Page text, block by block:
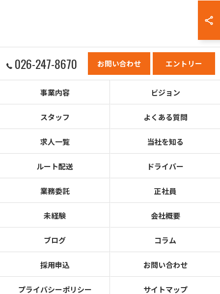
026-247-8670 お問い合わせ エントリー
事業内容 ビジョン
スタッフ よくある質問
求人一覧 当社を知る
ルート配送 ドライバー
業務委託 正社員
未経験 会社概要
ブログ コラム
採用申込 お問い合わせ
プライバシーポリシー サイトマップ